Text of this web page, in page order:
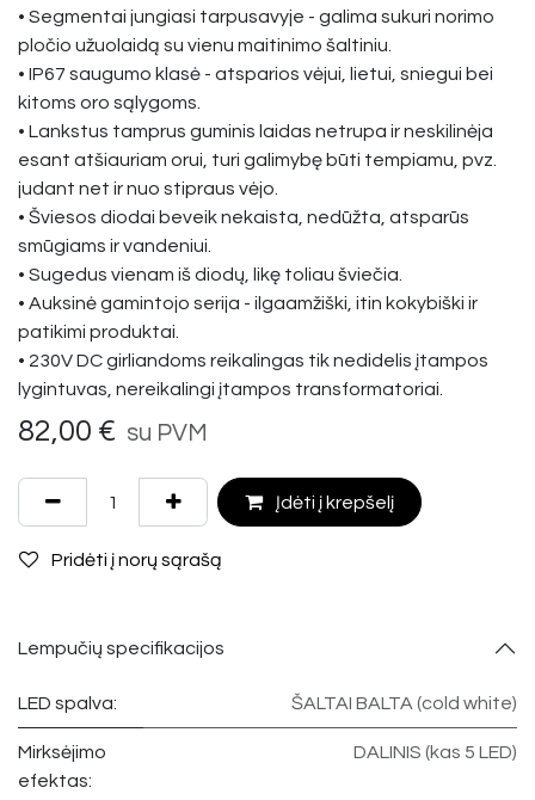
• Segmentai jungiasi tarpusavyje - galima sukuri norimo
pločio užuolaidą su vienu maitinimo šaltiniu.
• IP67 saugumo klasė - atsparios vėjui, lietui, sniegui bei
kitoms oro sąlygoms.
• Lankstus tamprus guminis laidas netrupa ir neskilinėja
esant atšiauriam orui, turi galimybę būti tempiamu, pvz.
judant net ir nuo stipraus vėjo.
• Šviesos diodai beveik nekaista, nedūžta, atsparūs
smūgiams ir vandeniui.
• Sugedus vienam iš diodų, likę toliau šviečia.
• Auksinė gamintojo serija - ilgaamžiški, itin kokybiški ir
patikimi produktai.
• 230V DC girliandoms reikalingas tik nedidelis įtampos
lygintuvas, nereikalingi įtampos transformatoriai.
82,00 € su PVM
Įdėti į krepšelį
Pridėti į norų sąrašą
Lempučių specifikacijos
LED spalva: ŠALTAI BALTA (cold white)
Mirksėjimo
efektas:
DALINIS (kas 5 LED)